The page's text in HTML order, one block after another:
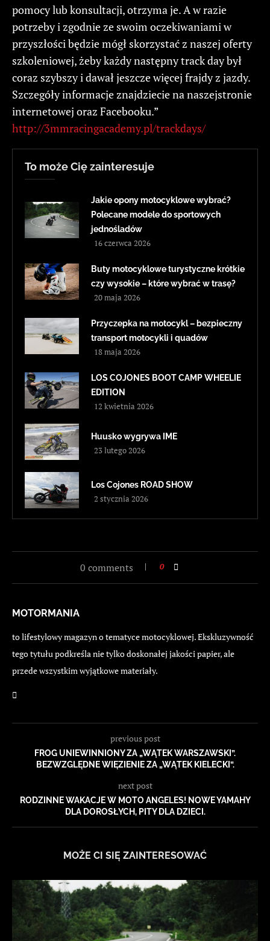
pomocy lub konsultacji, otrzyma je. A w razie
potrzeby i zgodnie ze swoim oczekiwaniami w
przyszłości będzie mógł skorzystać z naszej oferty
szkoleniowej, żeby każdy następny track day był
coraz szybszy i dawał jeszcze więcej frajdy z jazdy.
Szczegóły informacje znajdziecie na naszejstronie
internetowej oraz Facebooku.”
http://3mmracingacademy.pl/trackdays/
To może Cię zainteresuje
Jakie opony motocyklowe wybrać?
Polecane modele do sportowych
jednośladów
16 czerwca 2026
Buty motocyklowe turystyczne krótkie
czy wysokie – które wybrać w trasę?
20 maja 2026
Przyczepka na motocykl – bezpieczny
transport motocykli i quadów
18 maja 2026
LOS COJONES BOOT CAMP WHEELIE
EDITION
12 kwietnia 2026
Huusko wygrywa IME
23 lutego 2026
Los Cojones ROAD SHOW
2 stycznia 2026
0 comments 0
MOTORMANIA
to lifestylowy magazyn o tematyce motocyklowej. Ekskluzywność
tego tytułu podkreśla nie tylko doskonałej jakości papier, ale
przede wszystkim wyjątkowe materiały.
previous post
FROG UNIEWINNIONY ZA „WĄTEK WARSZAWSKI”.
BEZWZGLĘDNE WIĘZIENIE ZA „WĄTEK KIELECKI”.
next post
RODZINNE WAKACJE W MOTO ANGELES! NOWE YAMAHY
DLA DOROSŁYCH, PITY DLA DZIECI.
MOŻE CI SIĘ ZAINTERESOWAĆ